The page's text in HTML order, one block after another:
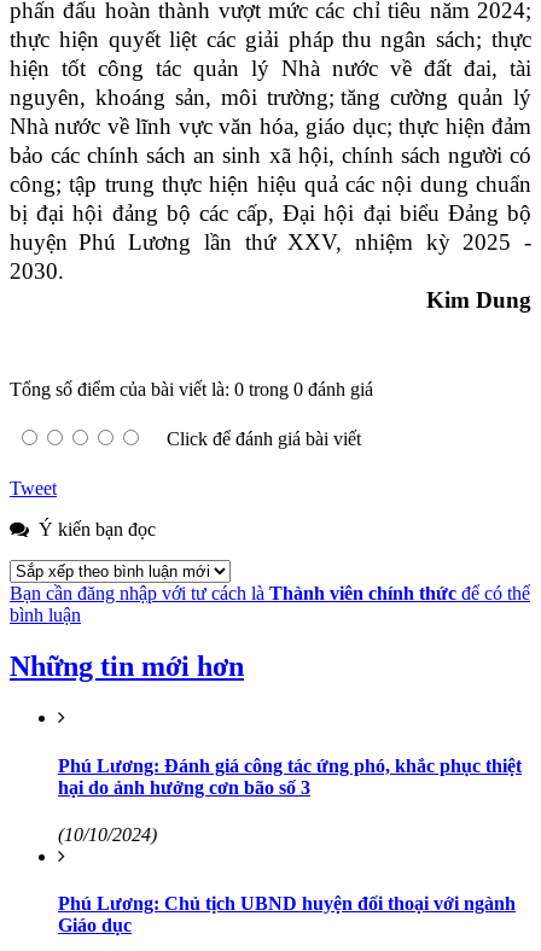
phấn đấu hoàn thành vượt mức các chỉ tiêu năm 2024;
thực hiện quyết liệt các giải pháp thu ngân sách;thực
hiện tốt công tác quản lý Nhà nước về đất đai, tài
nguyên, khoáng sản, môi trường; tăng cường quản lý
Nhà nước về lĩnh vực văn hóa, giáo dục; thực hiện đảm
bảo các chính sách an sinh xã hội, chính sách người có
công;tập trung thực hiện hiệu quả các nội dung chuẩn
bịđại hội đảng bộ các cấp,Đại hội đại biểu Đảng bộ
huyện Phú Lương lần thứ XXV, nhiệm kỳ 2025 -
2030.
Kim Dung
Tổng số điểm của bài viết là: 0 trong 0 đánh giá
Click để đánh giá bài viết
Tweet
Ý kiến bạn đọc
Bạn cần đăng nhập với tư cách là Thành viên chính thức để có thể
bình luận
Những tin mới hơn
Phú Lương: Đánh giá công tác ứng phó, khắc phục thiệt
hại do ảnh hưởng cơn bão số 3
(10/10/2024)
Phú Lương: Chủ tịch UBND huyện đối thoại với ngành
Giáo dục